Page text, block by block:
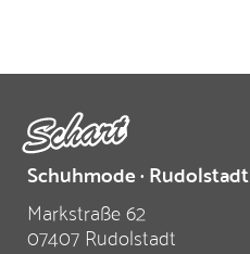
Schuhmode · Rudolstadt
Markstraße 62
07407 Rudolstadt